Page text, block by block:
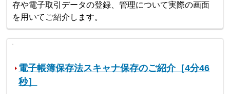
存や電子取引データの登録、管理について実際の画面
を用いてご紹介します。
電子帳簿保存法スキャナ保存のご紹介［4分46
秒］